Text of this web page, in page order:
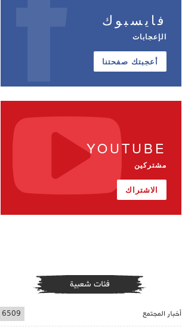
فايسبوك
الإعجابات
أعجبتك صفحتنا
YOUTUBE
مشتركين
الاشتراك
فئات شعبية
أخبار المجتمع 6509